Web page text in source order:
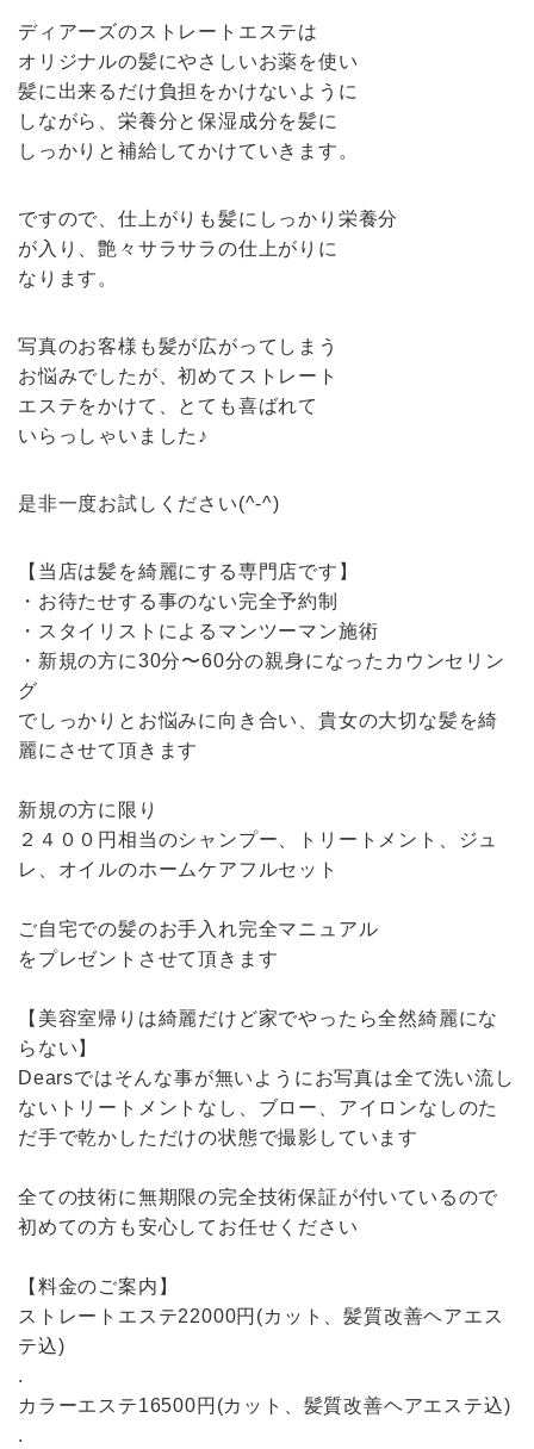
ディアーズのストレートエステは
オリジナルの髪にやさしいお薬を使い
髪に出来るだけ負担をかけないように
しながら、栄養分と保湿成分を髪に
しっかりと補給してかけていきます。
ですので、仕上がりも髪にしっかり栄養分
が入り、艶々サラサラの仕上がりに
なります。
写真のお客様も髪が広がってしまう
お悩みでしたが、初めてストレート
エステをかけて、とても喜ばれて
いらっしゃいました♪
是非一度お試しください(^-^)
【当店は髪を綺麗にする専門店です】
・お待たせする事のない完全予約制
・スタイリストによるマンツーマン施術
・新規の方に30分〜60分の親身になったカウンセリン
グ
でしっかりとお悩みに向き合い、貴女の大切な髪を綺
麗にさせて頂きます
新規の方に限り
２４００円相当のシャンプー、トリートメント、ジュ
レ、オイルのホームケアフルセット
ご自宅での髪のお手入れ完全マニュアル
をプレゼントさせて頂きます
【美容室帰りは綺麗だけど家でやったら全然綺麗にな
らない】
Dearsではそんな事が無いようにお写真は全て洗い流し
ないトリートメントなし、ブロー、アイロンなしのた
だ手で乾かしただけの状態で撮影しています
全ての技術に無期限の完全技術保証が付いているので
初めての方も安心してお任せください
【料金のご案内】
ストレートエステ22000円(カット、髪質改善ヘアエス
テ込)
.
カラーエステ16500円(カット、髪質改善ヘアエステ込)
.